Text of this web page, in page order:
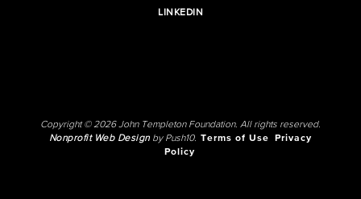
LINKEDIN
Copyright © 2026 John Templeton Foundation. All rights reserved.
Nonprofit Web Designby Push10. Terms of Use
Privacy
Policy